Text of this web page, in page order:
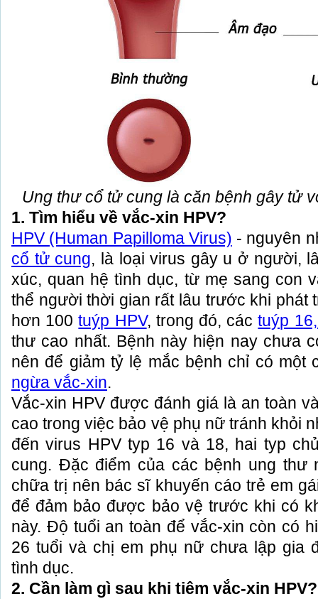
Ung thư cổ tử cung là căn bệnh gây tử
1. Tìm hiểu về vắc-xin HPV?
HPV (Human Papilloma Virus) - nguyên
cổ tử cung, là loại virus gây u ở người,
xúc, quan hệ tình dục, từ mẹ sang con
thể người thời gian rất lâu trước khi phát
hơn 100tuýp HPV, trong đó, cáctuýp
thư cao nhất. Bệnh này hiện nay chưa
nên để giảm tỷ lệ mắc bệnh chỉ có một
ngừa vắc-xin.
Vắc-xin HPV được đánh giá là an toàn
cao trong việc bảo vệ phụ nữ tránh khỏi
đến virus HPV typ 16 và 18, hai typ
cung. Đặc điểm của các bệnh ung thư
chữa trị nên bác sĩ khuyến cáo trẻ em
để đảm bảo được bảo vệ trước khi có
này. Độ tuổi an toàn để vắc-xin còn có
26 tuổi và chị em phụ nữ chưa lập gia
tình dục.
2. Cần làm gì sau khi tiêm vắc-xin HPV?